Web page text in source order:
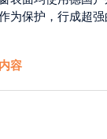
为保护，行成超
容